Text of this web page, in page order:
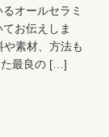
オールセラミ
お伝えしま
素材、方法も
た最良の […]